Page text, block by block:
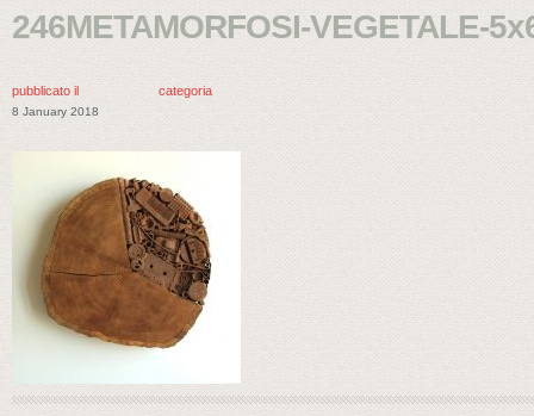
246METAMORFOSI-VEGETALE-
pubblicato il
8 January 2018
categoria